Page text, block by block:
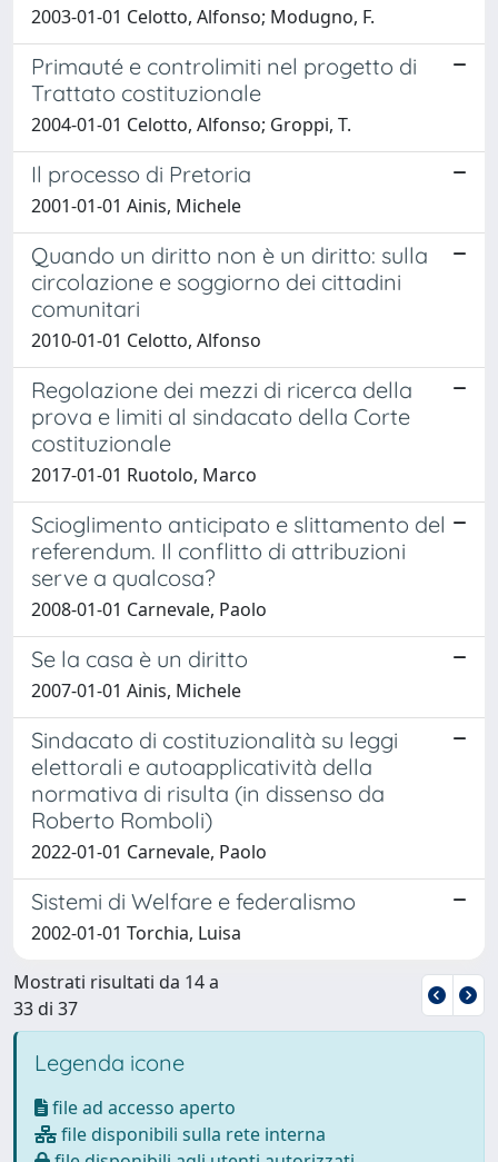
2003-01-01 Celotto, Alfonso; Modugno, F.
Primauté e controlimiti nel progetto di
Trattato costituzionale
2004-01-01 Celotto, Alfonso; Groppi, T.
Il processo di Pretoria
2001-01-01 Ainis, Michele
Quando un diritto non è un diritto: sulla
circolazione e soggiorno dei cittadini
comunitari
2010-01-01 Celotto, Alfonso
Regolazione dei mezzi di ricerca della
prova e limiti al sindacato della Corte
costituzionale
2017-01-01 Ruotolo, Marco
Scioglimento anticipato e slittamento del
referendum. Il conflitto di attribuzioni
serve a qualcosa?
2008-01-01 Carnevale, Paolo
Se la casa è un diritto
2007-01-01 Ainis, Michele
Sindacato di costituzionalità su leggi
elettorali e autoapplicatività della
normativa di risulta (in dissenso da
Roberto Romboli)
2022-01-01 Carnevale, Paolo
Sistemi di Welfare e federalismo
2002-01-01 Torchia, Luisa
Mostrati risultati da 14 a
33 di 37
Legenda icone
file ad accesso aperto
file disponibili sulla rete interna